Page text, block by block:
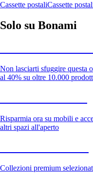
Cassette postaliCassette
Solo su Bonami
Non lasciarti sfuggire questa
al 40% su oltre 10.000
Risparmia ora su mobili e
altri spazi all'aperto
Collezioni premium